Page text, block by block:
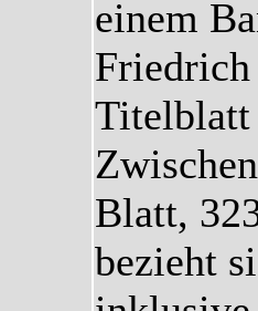
einem
Blatt,
bezieht